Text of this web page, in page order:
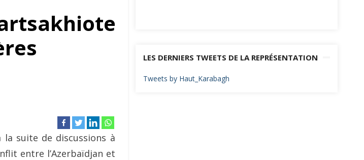
suite de discussions à
entre l’Azerbaïdjan et
LES DERNIERS TWEETS DE LA REPRÉSENTATION
Tweets by Haut_Karabagh